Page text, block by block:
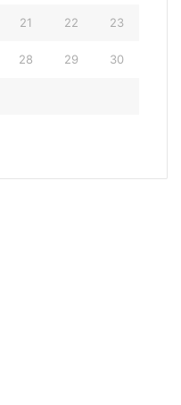
21 22 23
28 29 30